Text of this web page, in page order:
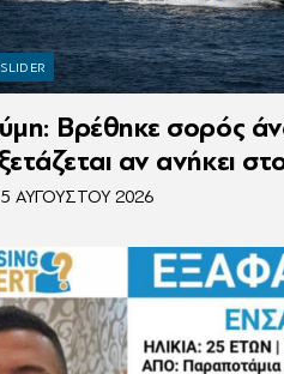
SLIDER
Βρέθηκε σορός
αν ανήκει
Γερμανό
5 ΑΥΓΟΎΣΤΟΥ 2026